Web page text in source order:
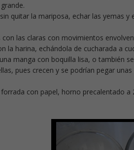
quitar la mariposa, echar las yemas
con las claras con movimientos
la harina, echándola de cucharada a
manga con boquilla lisa, o también
pues crecen y se podrían pegar
con papel, horno precalentado